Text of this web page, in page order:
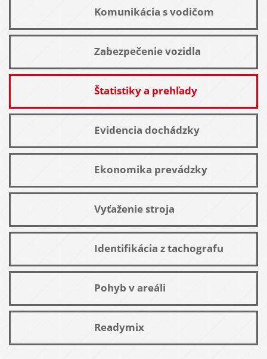
Komunikácia s vodičom
Zabezpečenie vozidla
Štatistiky a prehľady
Evidencia dochádzky
Ekonomika prevádzky
Vyťaženie stroja
Identifikácia z tachografu
Pohyb v areáli
Readymix